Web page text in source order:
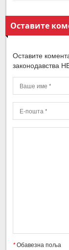
Оставите
Оставите
законодавства
*Обавезна поља